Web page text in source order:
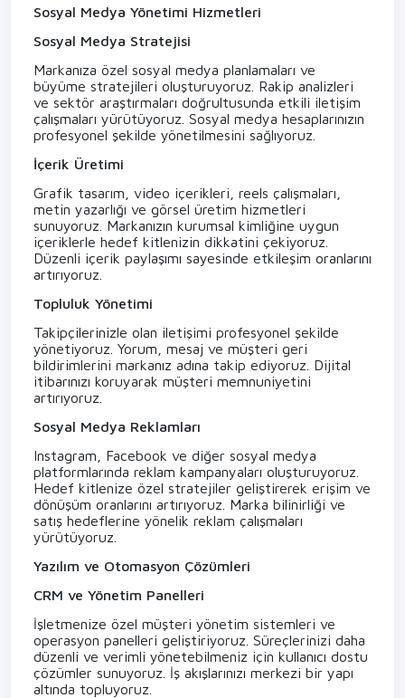
Sosyal Medya Yönetimi Hizmetleri
Sosyal Medya Stratejisi
Markanıza özel sosyal medya planlamaları ve
büyüme stratejileri oluşturuyoruz. Rakip analizleri
ve sektör araştırmaları doğrultusunda etkili iletişim
çalışmaları yürütüyoruz. Sosyal medya hesaplarınızın
profesyonel şekilde yönetilmesini sağlıyoruz.
İçerik Üretimi
Grafik tasarım, video içerikleri, reels çalışmaları,
metin yazarlığı ve görsel üretim hizmetleri
sunuyoruz. Markanızın kurumsal kimliğine uygun
içeriklerle hedef kitlenizin dikkatini çekiyoruz.
Düzenli içerik paylaşımı sayesinde etkileşim oranlarını
artırıyoruz.
Topluluk Yönetimi
Takipçilerinizle olan iletişimi profesyonel şekilde
yönetiyoruz. Yorum, mesaj ve müşteri geri
bildirimlerini markanız adına takip ediyoruz. Dijital
itibarınızı koruyarak müşteri memnuniyetini
artırıyoruz.
Sosyal Medya Reklamları
Instagram, Facebook ve diğer sosyal medya
platformlarında reklam kampanyaları oluşturuyoruz.
Hedef kitlenize özel stratejiler geliştirerek erişim ve
dönüşüm oranlarını artırıyoruz. Marka bilinirliği ve
satış hedeflerine yönelik reklam çalışmaları
yürütüyoruz.
Yazılım ve Otomasyon Çözümleri
CRM ve Yönetim Panelleri
İşletmenize özel müşteri yönetim sistemleri ve
operasyon panelleri geliştiriyoruz. Süreçlerinizi daha
düzenli ve verimli yönetebilmeniz için kullanıcı dostu
çözümler sunuyoruz. İş akışlarınızı merkezi bir yapı
altında topluyoruz.